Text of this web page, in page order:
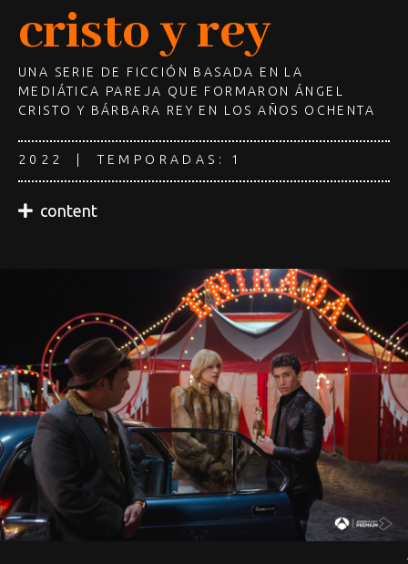
cristo y rey
UNA SERIE DE FICCIÓN BASADA EN LA
MEDIÁTICA PAREJA QUE FORMARON ÁNGEL
CRISTO Y BÁRBARA REY EN LOS AÑOS OCHENTA
2022 | TEMPORADAS: 1
content